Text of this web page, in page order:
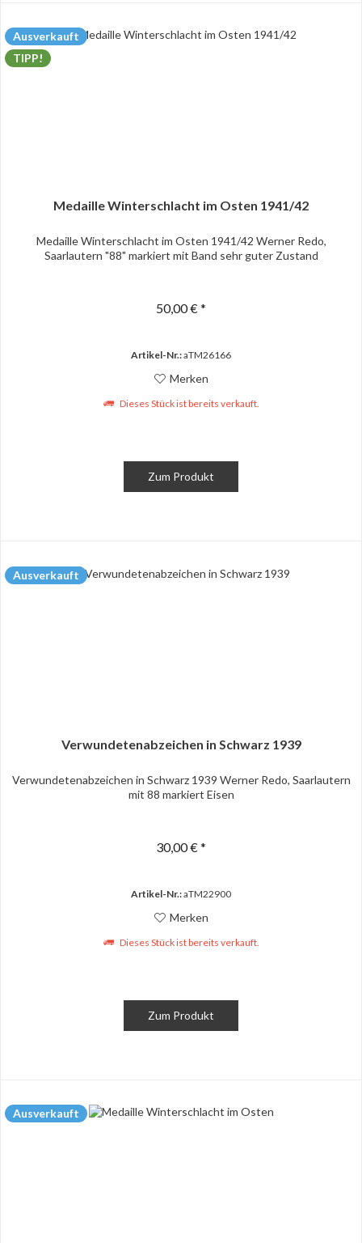
Ausverkauft
TIPP!
Medaille Winterschlacht im Osten 1941/42
Medaille Winterschlacht im Osten 1941/42 Werner Redo,
Saarlautern "88" markiert mit Band sehr guter Zustand
50,00 € *
Artikel-Nr.:aTM26166
Merken
Dieses Stück ist bereits verkauft.
Zum Produkt
Ausverkauft
Verwundetenabzeichen in Schwarz 1939
Verwundetenabzeichen in Schwarz 1939 Werner Redo, Saarlautern
mit 88 markiert Eisen
30,00 € *
Artikel-Nr.:aTM22900
Merken
Dieses Stück ist bereits verkauft.
Zum Produkt
Ausverkauft